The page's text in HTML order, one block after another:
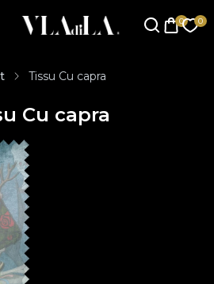
Tissu Cu capra
Cu capra